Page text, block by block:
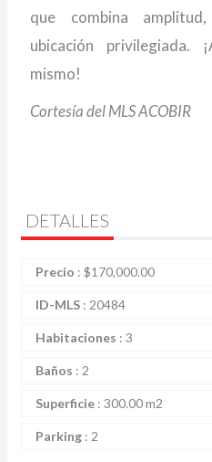
que combina
ubicación privilegiada.
mismo!
Cortesía del MLS ACOBIR
DETALLES
Precio : $170,000.00
ID-MLS : 20484
Habitaciones : 3
Baños : 2
Superficie : 300.00 m2
Parking : 2